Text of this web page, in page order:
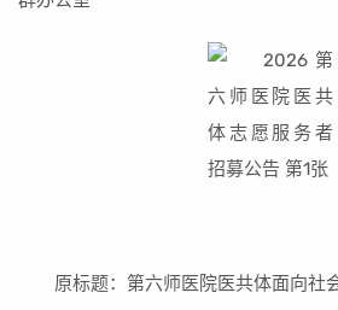
原标题：第六师医院医共体面向社